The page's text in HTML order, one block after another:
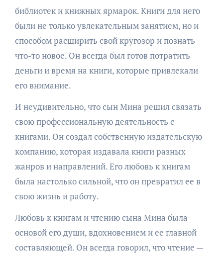
библиотек и книжных ярмарок. Книги для него
были не только увлекательным занятием, но и
способом расширить свой кругозор и познать
что-то новое. Он всегда был готов потратить
деньги и время на книги, которые привлекали
его внимание.
И неудивительно, что сын Мина решил связать
свою профессиональную деятельность с
книгами. Он создал собственную издательскую
компанию, которая издавала книги разных
жанров и направлений. Его любовь к книгам
была настолько сильной, что он превратил ее в
свою жизнь и работу.
Любовь к книгам и чтению сына Мина была
основой его души, вдохновением и ее главной
составляющей. Он всегда говорил, что чтение —